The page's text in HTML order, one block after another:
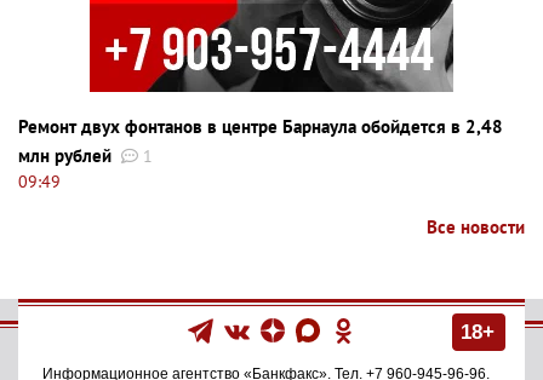
Ремонт двух фонтанов в центре Барнаула обойдется в 2,48
млн рублей
1
09:49
Все новости
18+
Информационное агентство «Банкфакс» . Тел. +7 960-945-96-96